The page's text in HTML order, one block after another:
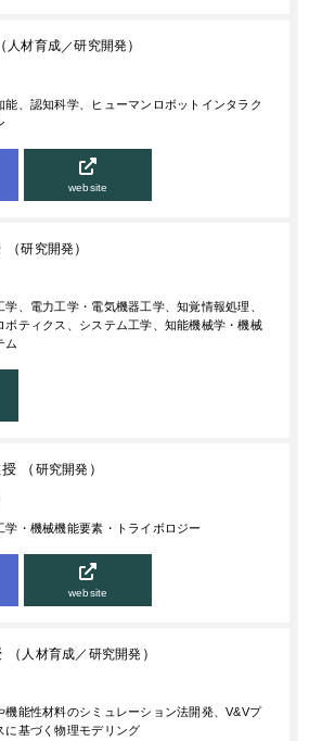
人材育成 研究開発）
能、認知科学、ヒューマンロボットインタラク
website
（研究開発）
学、電力工学・電気機器工学、知覚情報処理、
ボティクス、システム工学、知能機械学・機械
ム
（ 研究開発 ）
学・機械機能要素・トライボロジー
website
（ 人材育成 研究開発 ）
機能性材料のシミュレーション法開発、V&Vプ
に基づく物理モデリング